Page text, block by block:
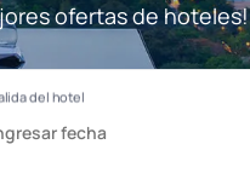
ofertas de hoteles!